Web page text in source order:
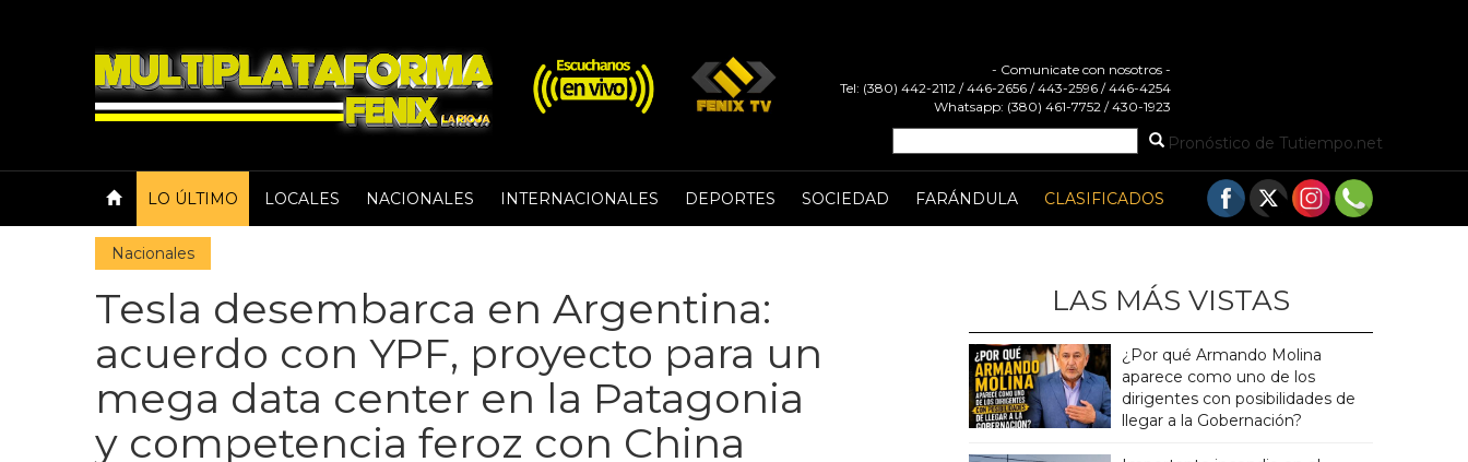
- Comunicate con nosotros -
Tel: (380) 442-2112 / 446-2656 / 443-2596 / 446-4254
Whatsapp: (380) 461-7752 / 430-1923
Pronóstico de Tutiempo.net
LO ÚLTIMO LOCALES NACIONALES INTERNACIONALES DEPORTES SOCIEDAD FARÁNDULA CLASIFICADOS
Nacionales
Tesla desembarca en Argentina:
acuerdo con YPF, proyecto para un
mega data center en la Patagonia
y competencia feroz con China
LAS MÁS VISTAS
¿Por qué Armando Molina
aparece como uno de los
dirigentes con posibilidades de
llegar a la Gobernación?